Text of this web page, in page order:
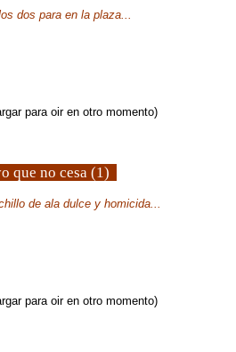
dos para en la plaza...
para oir en otro momento)
que no cesa (1)
de ala dulce y homicida...
para oir en otro momento)